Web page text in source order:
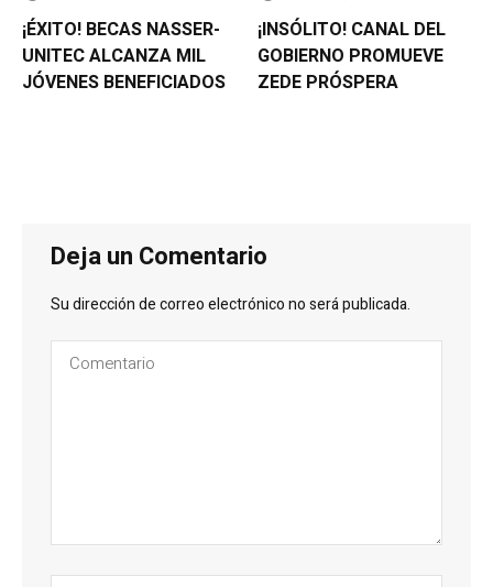
¡ÉXITO! BECAS NASSER-
UNITEC ALCANZA MIL
JÓVENES BENEFICIADOS
¡INSÓLITO! CANAL DEL
GOBIERNO PROMUEVE
ZEDE PRÓSPERA
Deja un Comentario
Su dirección de correo electrónico no será publicada.